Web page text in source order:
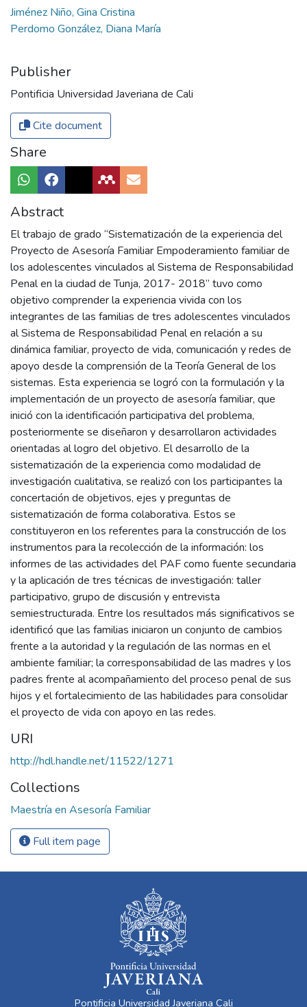
Jiménez Niño, Gina Cristina
Perdomo González, Diana María
Publisher
Pontificia Universidad Javeriana de Cali
Cite document
Share
Abstract
El trabajo de grado “Sistematización de la experiencia del
Proyecto de Asesoría Familiar Empoderamiento familiar de
los adolescentes vinculados al Sistema de Responsabilidad
Penal en la ciudad de Tunja, 2017- 2018” tuvo como
objetivo comprender la experiencia vivida con los
integrantes de las familias de tres adolescentes vinculados
al Sistema de Responsabilidad Penal en relación a su
dinámica familiar, proyecto de vida, comunicación y redes de
apoyo desde la comprensión de la Teoría General de los
sistemas. Esta experiencia se logró con la formulación y la
implementación de un proyecto de asesoría familiar, que
inició con la identificación participativa del problema,
posteriormente se diseñaron y desarrollaron actividades
orientadas al logro del objetivo. El desarrollo de la
sistematización de la experiencia como modalidad de
investigación cualitativa, se realizó con los participantes la
concertación de objetivos, ejes y preguntas de
sistematización de forma colaborativa. Estos se
constituyeron en los referentes para la construcción de los
instrumentos para la recolección de la información: los
informes de las actividades del PAF como fuente secundaria
y la aplicación de tres técnicas de investigación: taller
participativo, grupo de discusión y entrevista
semiestructurada. Entre los resultados más significativos se
identificó que las familias iniciaron un conjunto de cambios
frente a la autoridad y la regulación de las normas en el
ambiente familiar; la corresponsabilidad de las madres y los
padres frente al acompañamiento del proceso penal de sus
hijos y el fortalecimiento de las habilidades para consolidar
el proyecto de vida con apoyo en las redes.
URI
http://hdl.handle.net/11522/1271
Collections
Maestría en Asesoría Familiar
Full item page
Pontificia Universidad Javeriana Cali